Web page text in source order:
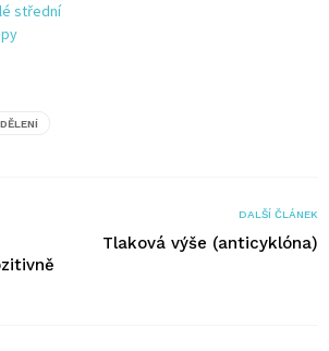
střední
DALŠÍ ČLÁNEK
Tlaková výše (anticyklóna)